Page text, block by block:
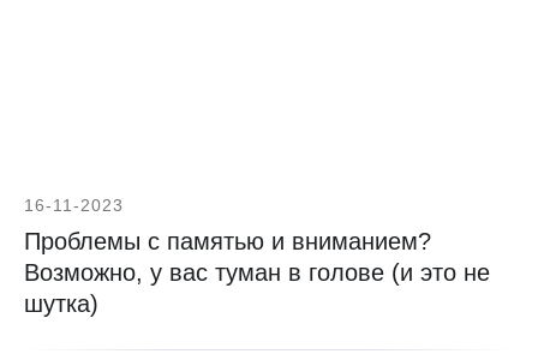
16-11-2023
Проблемы с памятью и вниманием?
Возможно, у вас туман в голове (и это не
шутка)